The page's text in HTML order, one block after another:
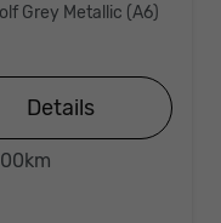
Grey Metallic (A6)
Details